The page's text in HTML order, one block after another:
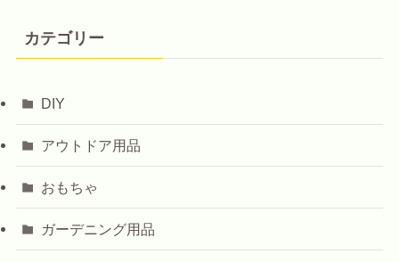
カテゴリー
DIY
アウトドア用品
おもちゃ
ガーデニング用品